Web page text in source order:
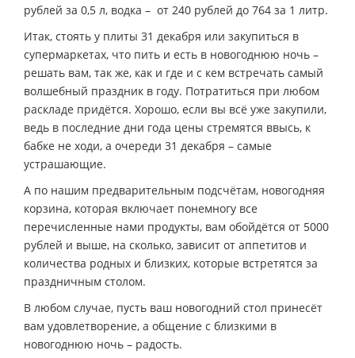
рублей за 0,5 л, водка – от 240 рублей до 764 за 1 литр.
Итак, стоять у плиты 31 декабря или закупиться в
супермаркетах, что пить и есть в новогоднюю ночь –
решать вам, так же, как и где и с кем встречать самый
волшебный праздник в году. Потратиться при любом
раскладе придётся. Хорошо, если вы всё уже закупили,
ведь в последние дни года цены стремятся ввысь, к
бабке не ходи, а очереди 31 декабря – самые
устрашающие.
А по нашим предварительным подсчётам, новогодняя
корзина, которая включает понемногу все
перечисленные нами продукты, вам обойдётся от 5000
рублей и выше, на сколько, зависит от аппетитов и
количества родных и близких, которые встретятся за
праздничным столом.
В любом случае, пусть ваш новогодний стол принесёт
вам удовлетворение, а общение с близкими в
новогоднюю ночь – радость.